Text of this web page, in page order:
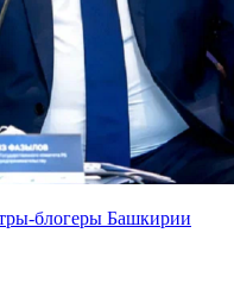
блогеры Башкирии